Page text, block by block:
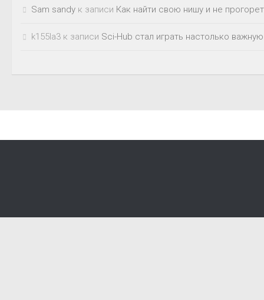
Sam sandy к записи Как найти свою нишу и не
k155la3 к записи Sci-Hub стал играть настолько